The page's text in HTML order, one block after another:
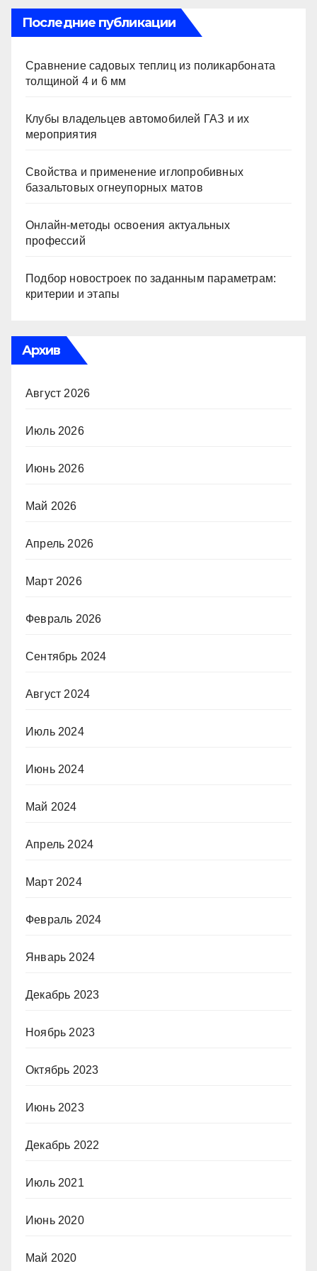
Последние публикации
Сравнение садовых теплиц из поликарбоната
толщиной 4 и 6 мм
Клубы владельцев автомобилей ГАЗ и их
мероприятия
Свойства и применение иглопробивных
базальтовых огнеупорных матов
Онлайн-методы освоения актуальных
профессий
Подбор новостроек по заданным параметрам:
критерии и этапы
Архив
Август 2026
Июль 2026
Июнь 2026
Май 2026
Апрель 2026
Март 2026
Февраль 2026
Сентябрь 2024
Август 2024
Июль 2024
Июнь 2024
Май 2024
Апрель 2024
Март 2024
Февраль 2024
Январь 2024
Декабрь 2023
Ноябрь 2023
Октябрь 2023
Июнь 2023
Декабрь 2022
Июль 2021
Июнь 2020
Май 2020